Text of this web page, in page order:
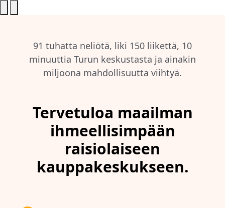
91 tuhatta neliötä, liki 150 liikettä, 10
minuuttia Turun keskustasta ja ainakin
miljoona mahdollisuutta viihtyä.
Tervetuloa maailman
ihmeellisimpään
raisiolaiseen
kauppakeskukseen.